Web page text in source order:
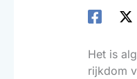
Het is
rijkdom